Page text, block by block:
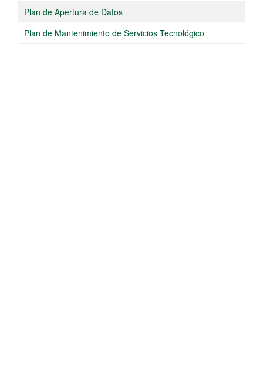
​Plan de Apertura de Datos
Plan de Mantenimiento de Servicios Tecnológico​